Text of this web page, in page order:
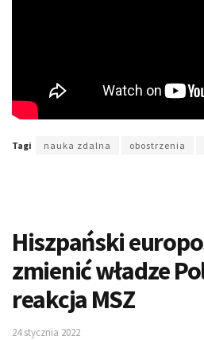
Tagi nauka zdalna obostrzenia
Hiszpański
zmienić władze
reakcja MSZ
24 stycznia 2022